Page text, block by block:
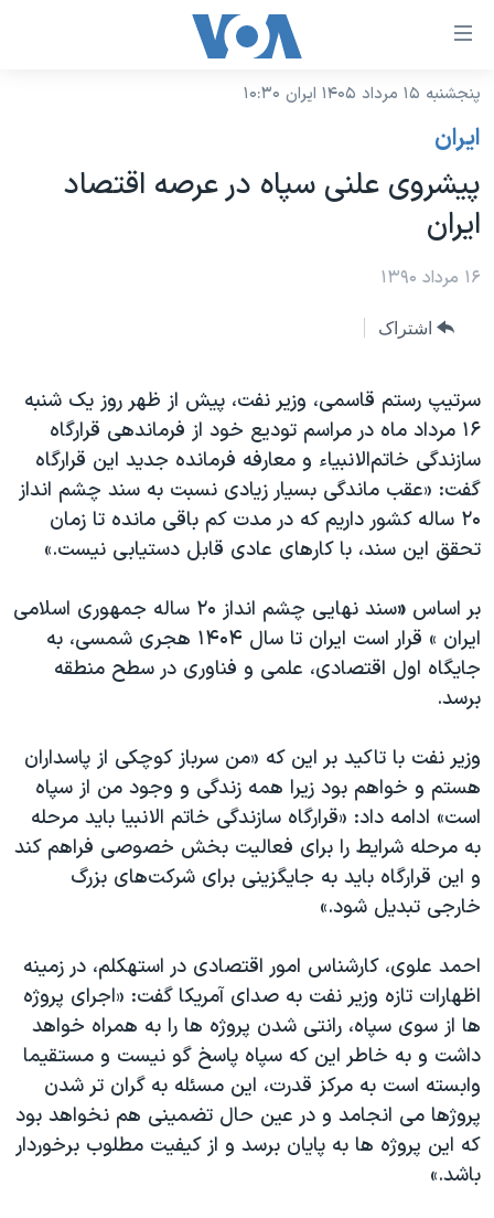
لینکهای
دسترسی
جهش
محتوای
اصلی
به
اصلی
به
جستجو
نسخه سبک وب‌سایت
موضوع ها
ایران
آمریکا
جهان
گزیده‌ها
ویژه برنامه‌ها
ویدیوها
فرهنگ و زندگی
حقوق شهروندی
علم و فناوری
اسرائیل در جنگ
آرشیو پخش زنده
برنامه های تلویزیونی
جدول برنامه ها
صفحه‌های ویژه
عملیات خشم حماسی
۲۵۰سالگی آمریکا
بایگانی برنامه‌های تلویزیونی
مستندها
انتخابات ریاست جمهوری آمریکا ۲۰۲۴
رمز مهسا
ورزش زنان در ایران
مجموعه مستندهای دادخواهی
تریبونال مردمی آبان ۹۸
چهل سال گروگان‌گیری
قانون شفافیت دارائی کادر رهبری ایران
اسرائیل در جنگ
نرگس محمدی برنده جایزه نوبل صلح
همایش محافظه‌کاران آمریکا «سی‌پک»
صفحه‌های ویژه
سفر پرزیدنت ترامپ به چین
پخش رادیویی
یادگیری زبان انگلیسی
دنبال کنید
زبانهای مختلف
پنجشنبه ۱۵ مرداد ۱۴۰۵ ایران ۱۰:۳۰
ايران
پیشروی علنی سپاه در عرصه اقتصاد
ایران
۱۶ مرداد ۱۳۹۰
اشتراک
سرتیپ رستم قاسمی، وزیر نفت، پیش از ظهر روز یک شنبه
۱۶ مرداد ماه در مراسم تودیع خود از فرماندهی
قرارگاه
سازندگی خاتم‌الانبیاء و معارفه‌ فرمانده جدید این قرارگاه
گفت: «عقب‌ ماندگی بسیار زیادی نسبت به سند چشم ‌انداز
۲۰ ساله كشور داریم كه در مدت كم باقی‌ مانده تا زمان
تحقق این سند، با كارهای عادی قابل دستیابی نیست.»
بر اساس «
سند نهایی چشم انداز ۲۰ ساله جمهوری اسلامی
ایران » قرار است ایران تا سال ۱۴۰۴ هجری شمسی، به
جایگاه اول اقتصادی، علمی و فناوری در سطح منطقه
برسد.
وزیر نفت با تاکید بر این که «من سرباز کوچکی از پاسداران
هستم و خواهم بود زیرا همه زندگی و وجود من از سپاه
است» ادامه داد: «قرارگاه سازندگی خاتم الانبیا باید مرحله
به مرحله شرایط را برای فعالیت بخش خصوصی فراهم كند
و این قرارگاه باید به جایگزینی برای شركت‌های بزرگ
خارجی تبدیل شود.»
احمد علوی، کارشناس امور اقتصادی در استهکلم، در زمینه
اظهارات تازه وزیر نفت به صدای آمریکا گفت: «اجرای پروژه
ها از سوی سپاه، رانتی شدن پروژه ها را به همراه خواهد
داشت و به خاطر این که سپاه پاسخ گو نیست و مستقیما
وابسته است به مرکز قدرت، این مسئله به گران تر شدن
پروژها می انجامد و در عین حال تضمینی هم نخواهد بود
که این پروژه ها به پایان برسد و از کیفیت مطلوب برخوردار
باشد.»